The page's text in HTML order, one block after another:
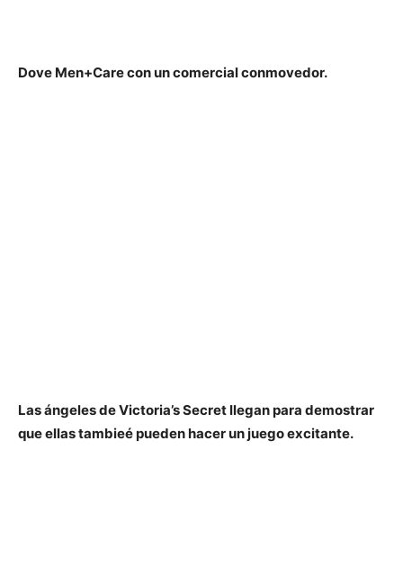
Dove Men+Care con un comercial conmovedor.
Las ángeles de Victoria’s Secret llegan para demostrar
que ellas tambieé pueden hacer un juego excitante.